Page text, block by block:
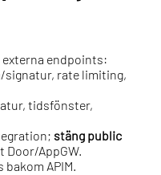
endpoints:
signatur, rate limiting,
tidsfönster,
stäng public
Door/AppGW.
APIM.